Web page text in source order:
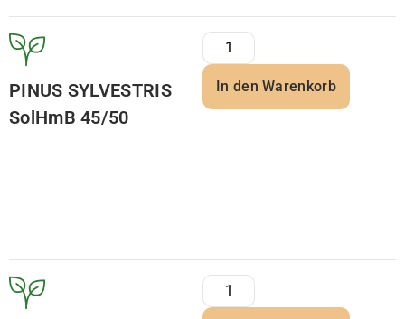
PINUS SYLVESTRIS
SolHmB 45/50
In den Warenkorb